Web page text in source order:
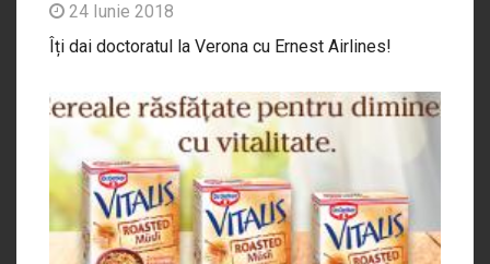
24 Iunie 2018
Îți dai doctoratul la Verona cu Ernest Airlines!